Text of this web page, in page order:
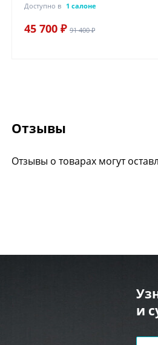
Доступно в 1 салоне
45 700 ₽ 91 400 ₽
Отзывы
Отзывы о товарах могут
и